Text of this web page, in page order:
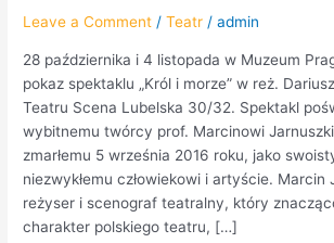
Leave a Comment /Teatr /admin
28 października i 4 listopada w Muzeum
pokaz spektaklu „Król i morze” w reż.
Teatru Scena Lubelska 30/32. Spektakl
wybitnemu twórcy prof. Marcinowi
zmarłemu 5 września 2016 roku, jako
niezwykłemu człowiekowi i artyście. Marcin
reżyser i scenograf teatralny, który
charakter polskiego teatru, […]